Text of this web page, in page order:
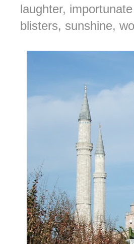
laughter,
blisters, sunshine,